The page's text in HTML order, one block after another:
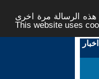
الرسالة مرة اخرى -
This website uses
اخبار